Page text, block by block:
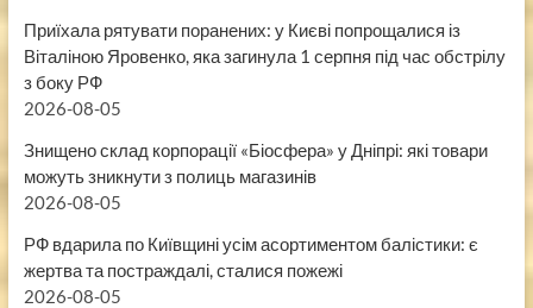
Приїхала рятувати поранених: у Києві попрощалися із
Віталіною Яровенко, яка загинула 1 серпня під час обстрілу
з боку РФ
2026-08-05
Знищено склад корпорації «Біосфера» у Дніпрі: які товари
можуть зникнути з полиць магазинів
2026-08-05
РФ вдарила по Київщині усім асортиментом балістики: є
жертва та постраждалі, сталися пожежі
2026-08-05